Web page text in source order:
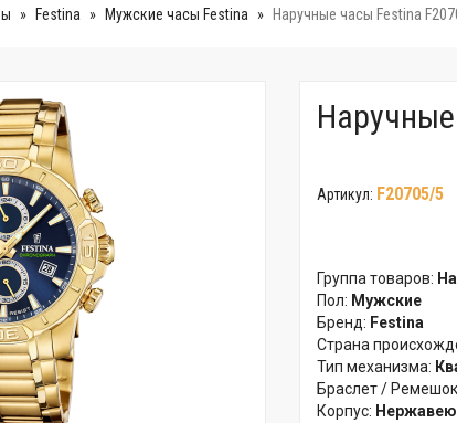
Festina Мужские часы Festina Наручные часы Festina
Артикул: F20705/5
Группа товаров:
Пол: Мужские
Бренд: Festina
Страна
Тип механизма:
Браслет /
Корпус: